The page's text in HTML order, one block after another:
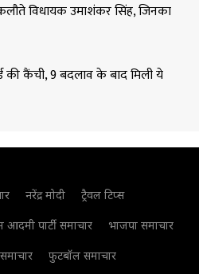
विधायक उमाशंकर सिंह, जिनका
की कैंची, 9 बदलाव के बाद मिली ये
नरेंद्र मोदी
ट्रैवल टिप्स
पार्टी समाचार
भाजपा समाचार
फुटबॉल समाचार